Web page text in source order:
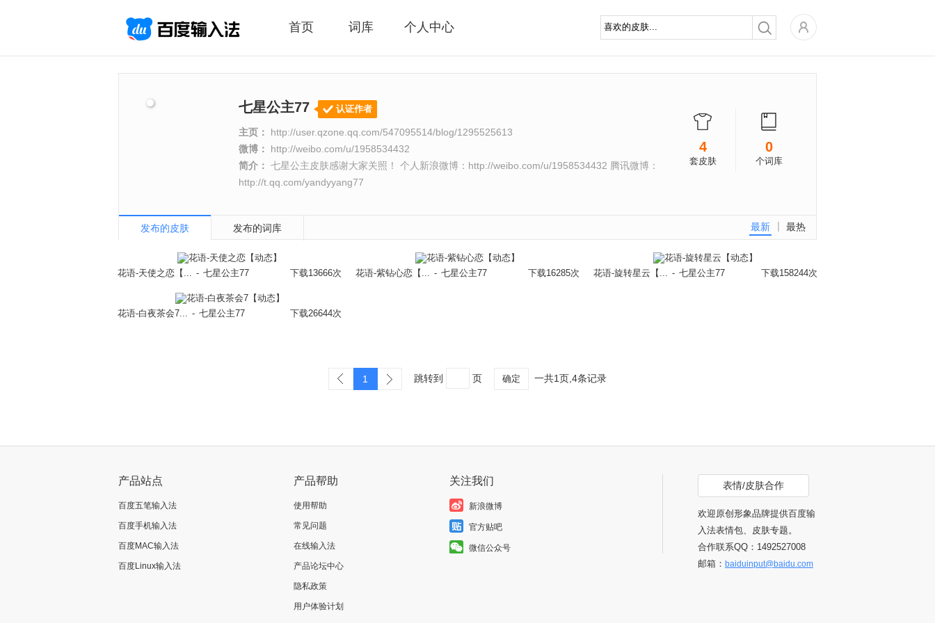
首页 词库 个人中心
4
套皮肤
0
个词库
七星公主77 认证作者
主页：
http://user.qzone.qq.com/547095514/blog/1295525613
微博：
http://weibo.com/u/1958534432
简介： 七星公主皮肤感谢大家关照！ 个人新浪微博：http://weibo.com/u/1958534432 腾讯微博：
http://t.qq.com/yandyyang77
最热
最新
发布的皮肤 发布的词库
花语-天使之恋【... - 七星公主77 下载13666次
立即换肤
花语-紫钻心恋【... - 七星公主77 下载16285次 花语-旋转星云【... - 七星公主77 下载158244次
花语-白夜茶会7... - 七星公主77 下载26644次
1 跳转到 页 确定 一共1页,4条记录
产品站点
百度五笔输入法
百度手机输入法
百度MAC输入法
百度Linux输入法
产品帮助
使用帮助
常见问题
在线输入法
产品论坛中心
隐私政策
用户体验计划
关注我们
新浪微博
官方贴吧
微信公众号
表情/皮肤合作
欢迎原创形象品牌提供百度输
入法表情包、皮肤专题。
合作联系QQ：1492527008
邮箱： baiduinput@baidu.com